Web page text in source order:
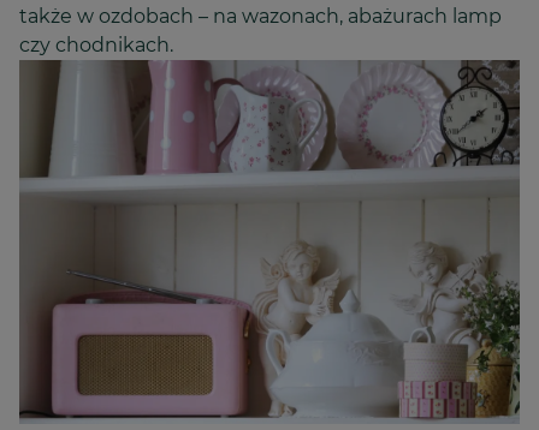
także w ozdobach – na wazonach, abażurach lamp
czy chodnikach.